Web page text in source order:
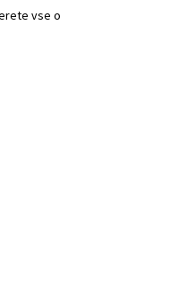
vse o